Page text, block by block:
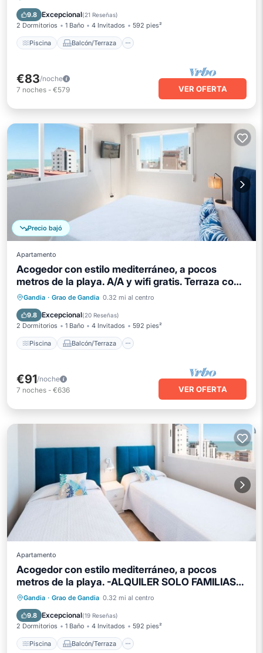
9.8 Excepcional(21 Reseñas)
2 Dormitorios 1 Baño 4 Invitados 592 pies²
Piscina Balcón/Terraza
Aire acondicionado
€83/noche
7 noches - €579 VER OFERTA
Precio bajó
Apartamento
Acogedor con estilo mediterráneo, a pocos
metros de la playa. A/A y wifi gratis. Terraza con
vistas al mar-ALQUILER SOLO FAMILIAS
Gandia · Grao de Gandia 0.32 mi al centro
9.8 Excepcional(20 Reseñas)
2 Dormitorios 1 Baño 4 Invitados 592 pies²
Piscina Balcón/Terraza
Piscina Balcón/Terraza
Aire acondicionado
€91/noche
7 noches - €636 VER OFERTA
Apartamento
Acogedor con estilo mediterráneo, a pocos
metros de la playa. -ALQUILER SOLO FAMILIAS-
ALQUILER SOLO FAMILIAS
Gandia · Grao de Gandia 0.32 mi al centro
9.8 Excepcional(19 Reseñas)
2 Dormitorios 1 Baño 4 Invitados 592 pies²
Piscina Balcón/Terraza
Piscina Balcón/Terraza
Aire acondicionado